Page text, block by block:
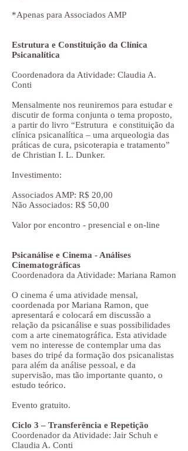
*Apenas para Associados AMP
Estrutura e Constituição da Clínica
Psicanalítica
Coordenadora da Atividade: Claudia A.
Conti
Mensalmente nos reuniremos para estudar e
discutir de forma conjunta o tema proposto,
a partir do livro “Estrutura e constituição da
clínica psicanalítica – uma arqueologia das
práticas de cura, psicoterapia e tratamento”
de Christian I. L. Dunker.
Investimento:
Associados AMP: R$ 20,00
Não Associados: R$ 50,00
Valor por encontro - presencial e on-line
Psicanálise e Cinema - Análises
Cinematográficas
Coordenadora da Atividade: Mariana Ramon
O cinema é uma atividade mensal,
coordenada por Mariana Ramon, que
apresentará e colocará em discussão a
relação da psicanálise e suas possibilidades
com a arte cinematográfica. Esta atividade
vem no interesse de contemplar uma das
bases do tripé da formação dos psicanalistas
para além da análise pessoal, e da
supervisão, mas tão importante quanto, o
estudo teórico.
Evento gratuito.
Ciclo 3 – Transferência e Repetição
Coordenador da Atividade: Jair Schuh e
Claudia A. Conti